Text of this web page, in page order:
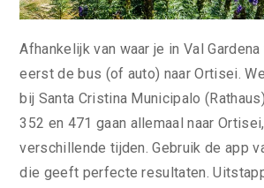
Afhankelijk van waar je in Val
eerst de bus (of auto) naar Ortisei.
bij Santa Cristina Municipalo
352 en 471 gaan allemaal naar
verschillende tijden. Gebruik de app
die geeft perfecte resultaten.